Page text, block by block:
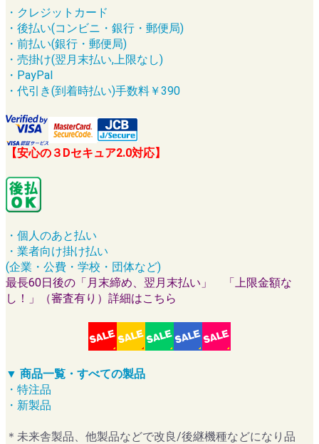
・クレジットカード
・後払い(コンビニ・銀行・郵便局)
・前払い(銀行・郵便局)
・売掛け(翌月末払い,上限なし)
・PayPal
・代引き(到着時払い)手数料￥390
【安心の３Dセキュア2.0対応】
・個人のあと払い
・業者向け掛け払い
(企業・公費・学校・団体など)
最長60日後の「月末締め、翌月末払い」 「上限金額な
し！」（審査有り）詳細はこちら
▼ 商品一覧・すべての製品
・特注品
・新製品
＊未来舎製品、他製品などで改良/後継機種などになり品